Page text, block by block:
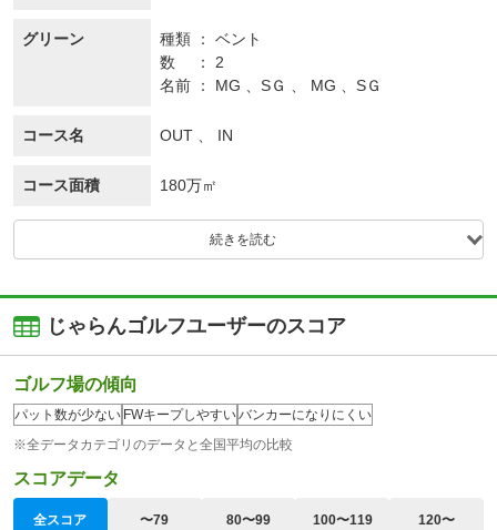
グリーン 種類
ベント
数
2
名前
MG 、SＧ 、 MG 、SＧ
コース名 OUT 、 IN
コース面積 180万㎡
続きを読む
じゃらんゴルフユーザーのスコア
ゴルフ場の傾向
パット数が少ない FWキープしやすいバンカーになりにくい
※全データカテゴリのデータと全国平均の比較
スコアデータ
全スコア 〜79 80〜99 100〜119 120〜